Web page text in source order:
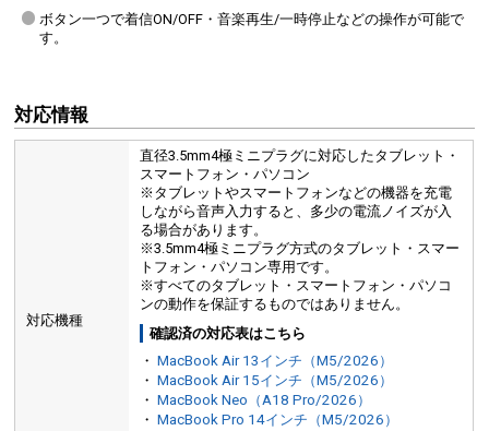
ボタン一つで着信ON/OFF・音楽再生/一時停止などの操作が可能で
す。
対応情報
対応機種
直径3.5mm4極ミニプラグに対応したタブレット・
スマートフォン・パソコン
※タブレットやスマートフォンなどの機器を充電
しながら音声入力すると、多少の電流ノイズが入
る場合があります。
※3.5mm4極ミニプラグ方式のタブレット・スマー
トフォン・パソコン専用です。
※すべてのタブレット・スマートフォン・パソコ
ンの動作を保証するものではありません。
確認済の対応表はこちら
・MacBook Air 13インチ（M5/2026）
・MacBook Air 15インチ（M5/2026）
・MacBook Neo（A18 Pro/2026）
・MacBook Pro 14インチ（M5/2026）